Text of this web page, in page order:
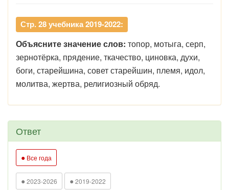
Стр. 28 учебника 2019-2022:
Объясните значение слов: топор, мотыга, серп,
зернотёрка, прядение, ткачество, циновка, духи,
боги, старейшина, совет старейшин, племя, идол,
молитва, жертва, религиозный обряд.
Ответ
● Все года
● 2023-2026 ● 2019-2022